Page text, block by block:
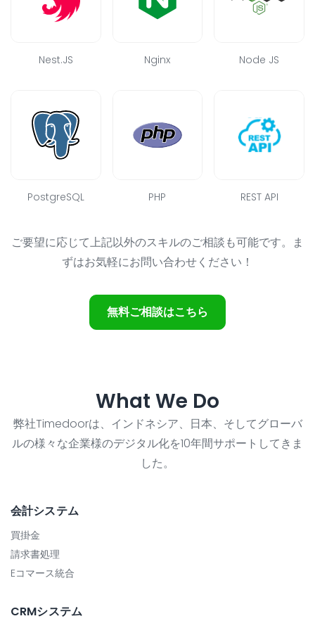
Nest.JS Nginx Node JS
PostgreSQL PHP REST API
ご要望に応じて上記以外のスキルのご相談も可能です。ま
ずはお気軽にお問い合わせください！
無料ご相談はこちら
What We Do
弊社Timedoorは、インドネシア、日本、そしてグローバ
ルの様々な企業様のデジタル化を10年間サポートしてきま
した。
会計システム
買掛金
請求書処理
Eコマース統合
CRMシステム